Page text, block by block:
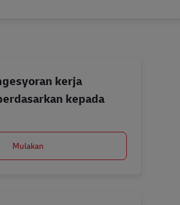
kerja
kepada
Mulakan